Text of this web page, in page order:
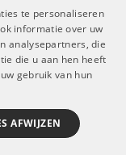
Protocol |
(5909 beoordelingen)
te personaliseren
informatie over uw
analysepartners, die
die u aan hen heeft
gebruik van hun
AFWIJZEN